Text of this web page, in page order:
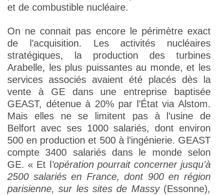
et de combustible nucléaire.
On ne connait pas encore le périmètre exact
de l’acquisition. Les activités nucléaires
stratégiques, la production des turbines
Arabelle, les plus puissantes au monde, et les
services associés avaient été placés dès la
vente à GE dans une entreprise baptisée
GEAST, détenue à 20% par l’État via Alstom.
Mais elles ne se limitent pas à l’usine de
Belfort avec ses 1000 salariés, dont environ
500 en production et 500 à l’ingénierie. GEAST
compte 3400 salariés dans le monde selon
GE. « Et l
’opération pourrait concerner jusqu’à
2500 salariés en France, dont 900 en région
parisienne, sur les sites de Massy(Essonne),